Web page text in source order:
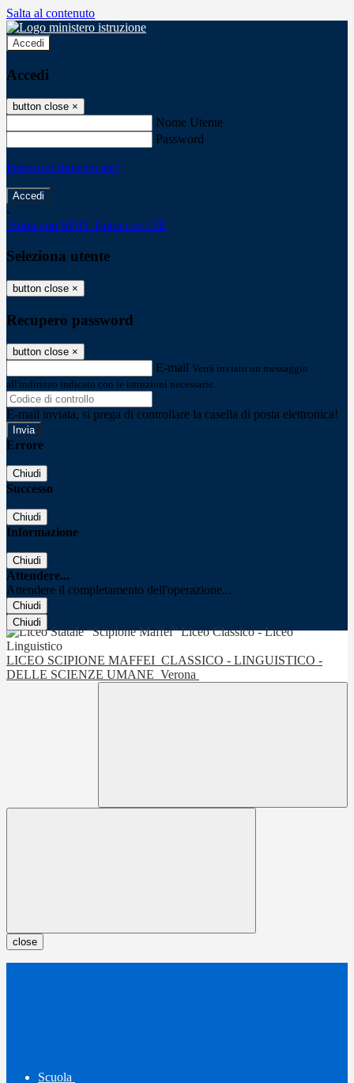
Salta al contenuto
Accedi
Accedi
button close ×
Nome Utente
Password
Password dimenticata?
-
Entra con SPID Entra con CIE
Seleziona utente
button close ×
Recupero password
button close ×
E-mail Verrà inviato un messaggio
all'indirizzo indicato con le istruzioni necessarie.
E-mail inviata, si prega di controllare la casella di posta elettronica!
Errore
Chiudi
Successo
Chiudi
Informazione
Chiudi
Attendere...
Attendere il completamento dell'operazione...
Chiudi
Chiudi
LICEO SCIPIONE MAFFEI CLASSICO - LINGUISTICO -
DELLE SCIENZE UMANE Verona
close
Scuola